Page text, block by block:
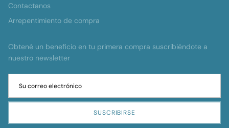
Contactanos
Arrepentimiento de compra
Obtené un beneficio en tu primera compra suscribiéndote a
nuestro newsletter
SUSCRIBIRSE